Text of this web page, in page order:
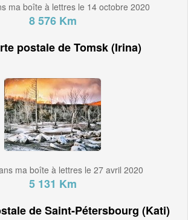
ma boîte à lettres le 14 octobre 2020
8 576 Km
postale de Tomsk (Irina)
ma boîte à lettres le 27 avril 2020
5 131 Km
de Saint-Pétersbourg (Kati)